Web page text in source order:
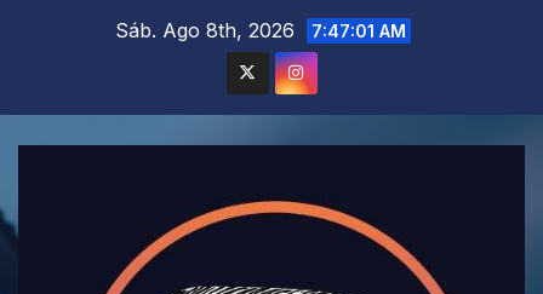
Sáb. Ago 8th, 2026 7:47:03 AM